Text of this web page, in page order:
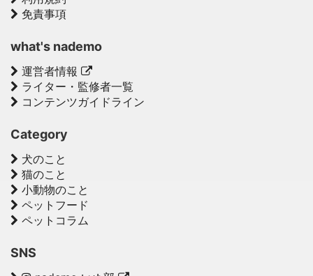
免責事項
what's nademo
運営者情報
ライター・監修者一覧
コンテンツガイドライン
Category
犬のこと
猫のこと
小動物のこと
ペットフード
ペットコラム
SNS